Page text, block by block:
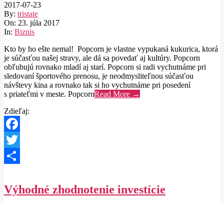
2017-07-23
By: tristate
On: 23. júla 2017
In: Biznis
Kto by ho ešte nemal! Popcorn je vlastne vypukaná kukurica, ktorá
je súčasťou našej stravy, ale dá sa povedať aj kultúry. Popcorn
obľubujú rovnako mladí aj starí. Popcorn si radi vychutnáme pri
sledovaní športového prenosu, je neodmysliteľnou súčasťou
návštevy kina a rovnako tak si ho vychutnáme pri posedení
s priateľmi v meste. PopcornRead More →
Zdieľaj:
Facebook
Twitter
Výhodné zhodnotenie investície